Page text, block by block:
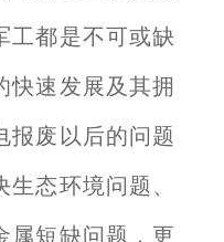
工都是不可或缺
快速发展及其拥
报废以后的问题
态环境问题、
属短缺问题，更